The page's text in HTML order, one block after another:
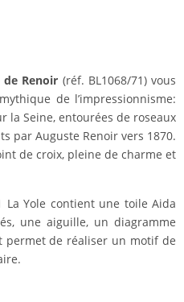
Renoir (réf. BL1068/71) vous
de l’impressionnisme:
la Seine, entourées de roseaux
par Auguste Renoir vers 1870.
de croix, pleine de charme et
La Yole contient une toile Aida
une aiguille, un diagramme
de réaliser un motif de